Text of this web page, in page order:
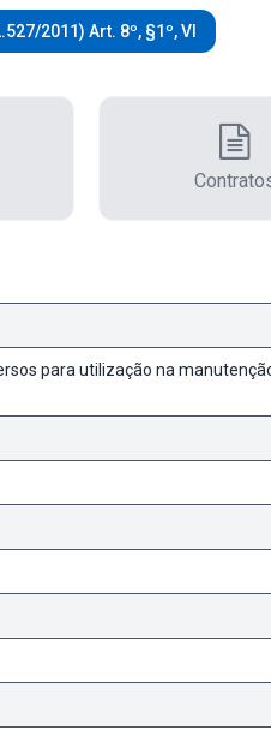
2011) Art. 8º, §1º, VI
para utilização na